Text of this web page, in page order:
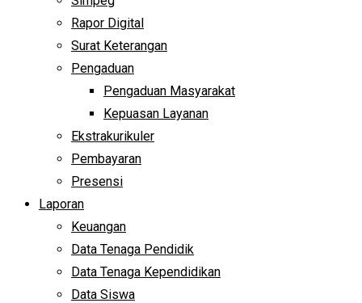
Rapor Digital
Surat Keterangan
Pengaduan
Pengaduan Masyarakat
Kepuasan Layanan
Ekstrakurikuler
Pembayaran
Presensi
Laporan
Keuangan
Data Tenaga Pendidik
Data Tenaga Kependidikan
Data Siswa